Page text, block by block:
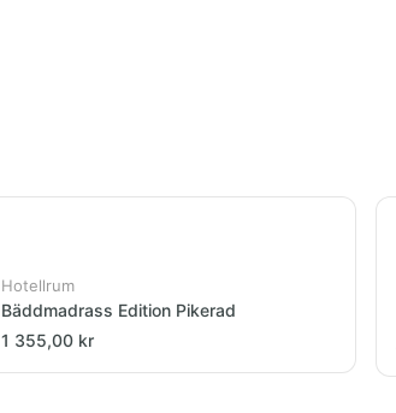
Hotellrum
Bäddmadrass Edition Pikerad
1 355,00 kr